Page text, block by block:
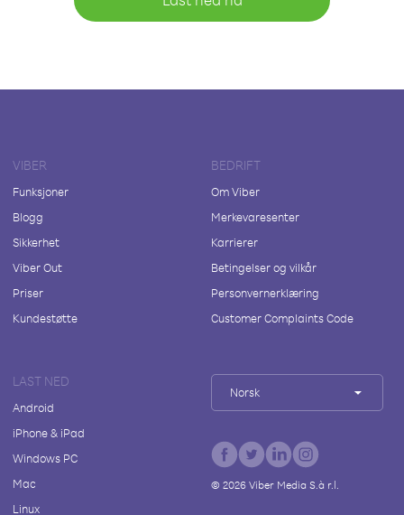
VIBER
Funksjoner
Blogg
Sikkerhet
Viber Out
Priser
Kundestøtte
BEDRIFT
Om Viber
Merkevaresenter
Karrierer
Betingelser og vilkår
Personvernerklæring
Customer Complaints Code
LAST NED
Android
iPhone & iPad
Windows PC
Mac
Linux
Norsk
© 2026Viber Media S.à r.l.